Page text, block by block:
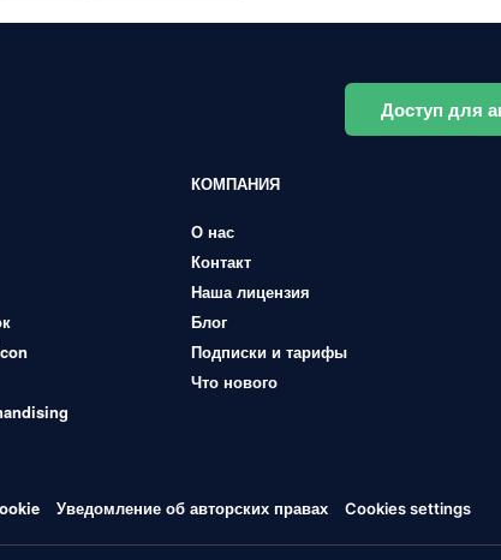
Доступ для
КОМПАНИЯ
О нас
Контакт
Наша лицензия
Блог
Подписки и тарифы
Что нового
Уведомление об авторских правах Cookies settings